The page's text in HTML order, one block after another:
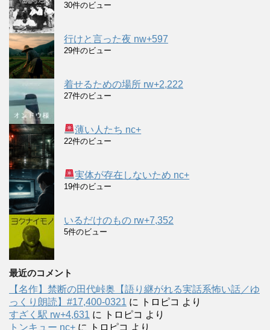
30件のビュー
行けと言った夜 nw+597
29件のビュー
着せるための場所 rw+2,222
27件のビュー
薄い人たち nc+
22件のビュー
実体が存在しないため nc+
19件のビュー
いるだけのもの rw+7,352
5件のビュー
最近のコメント
【名作】禁断の田代峠奥【語り継がれる実話系怖い話／ゆ
っくり朗読】#17,400-0321 に トロピコ より
すざく駅 rw+4,631 に トロピコ より
トンキュー nc+ に トロピコ より